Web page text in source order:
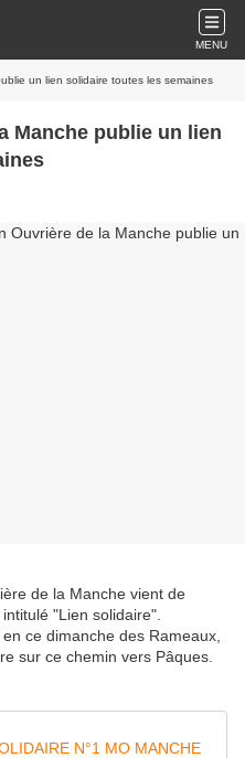
MENU
un lien solidaire toutes les semaines
Manche publie un lien
de la Manche vient de
"Lien solidaire".
ce dimanche des Rameaux,
sur ce chemin vers Pâques.
N°1 MO MANCHE